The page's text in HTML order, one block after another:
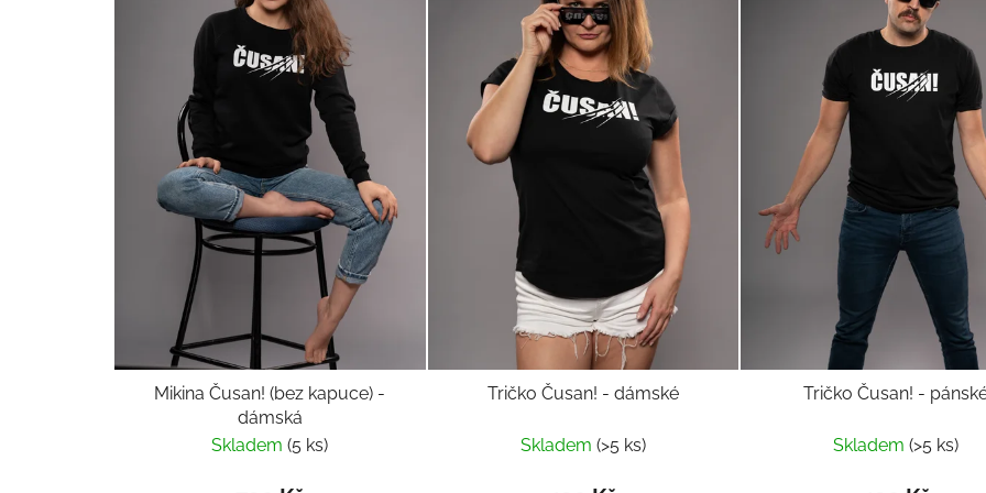
Mikina Čusan! (bez kapuce) -
dámská
Skladem(5 ks)
Tričko Čusan! - dámské
Skladem (>5 ks)
Tričko Čusan! -
Skladem(>5 ks)